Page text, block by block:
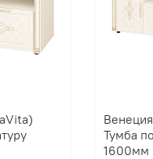
Тумба
1600мм